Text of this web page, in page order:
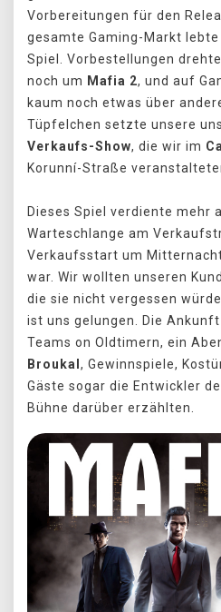
Vorbereitungen für den
gesamte Gaming-Markt
Spiel. Vorbestellungen
noch um Mafia 2, und auf
kaum noch etwas über
Tüpfelchen setzte unsere
Verkaufs-Show, die wir im
Korunní-Straße
Dieses Spiel verdiente mehr
Warteschlange am
Verkaufsstart um
war. Wir wollten unseren
die sie nicht vergessen
ist uns gelungen. Die
Teams on Oldtimern, ein
Broukal , Gewinnspiele,
Gäste sogar die Entwickler
Bühne darüber erzählten.